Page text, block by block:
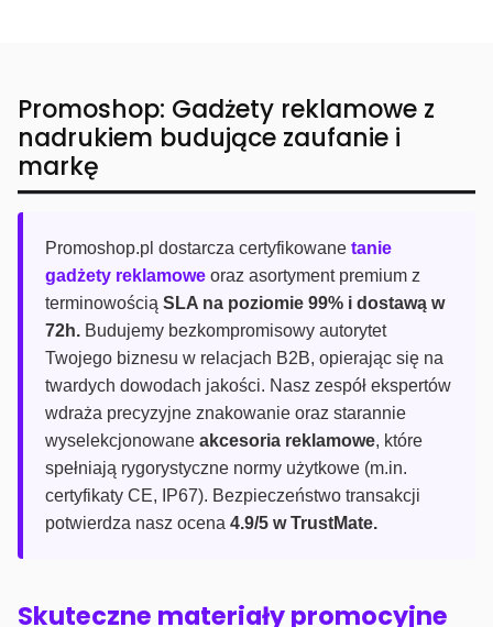
Promoshop: Gadżety reklamowe z
nadrukiem budujące zaufanie i
markę
Promoshop.pl dostarcza certyfikowane tanie
gadżety reklamowe oraz asortyment premium z
terminowością SLA na poziomie 99% i dostawą w
72h. Budujemy bezkompromisowy autorytet
Twojego biznesu w relacjach B2B, opierając się na
twardych dowodach jakości. Nasz zespół ekspertów
wdraża precyzyjne znakowanie oraz starannie
wyselekcjonowane akcesoria reklamowe, które
spełniają rygorystyczne normy użytkowe (m.in.
certyfikaty CE, IP67). Bezpieczeństwo transakcji
potwierdza nasz ocena 4.9/5 w TrustMate.
Skuteczne materiały promocyjne